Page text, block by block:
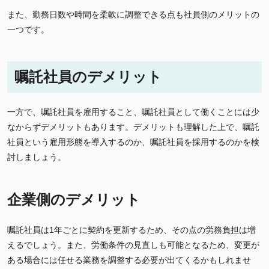
また、勤務日数や時間を柔軟に調整できる点も社員側のメリットの
一つです。
嘱託社員のデメリット
一方で、嘱託社員を雇用すること、嘱託社員として働くことには少
なからずデメリットもあります。デメリットも理解した上で、嘱託
社員という雇用形態を導入するのか、嘱託社員を採用するのかを検
討しましょう。
企業側のデメリット
嘱託社員は1年ごとに契約を更新するため、その点の労務負担は増
えるでしょう。また、労働条件の見直しも可能となるため、変更が
ある場合には任せる業務を調整する必要が出てくるかもしれませ